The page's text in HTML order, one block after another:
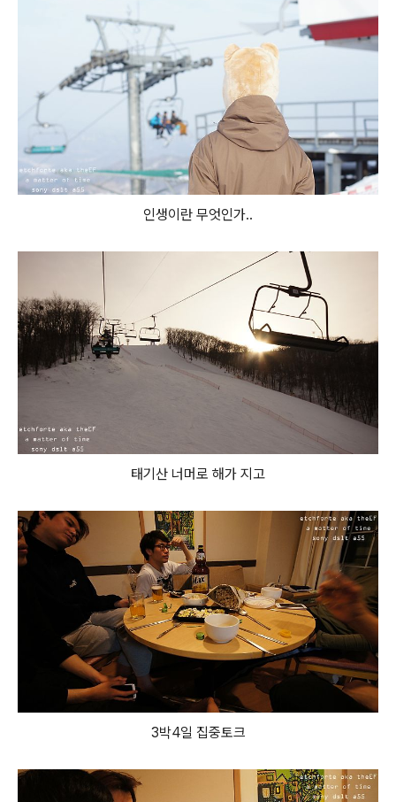
인생이란 무엇인가..
태기산 너머로 해가 지고
3박4일 집중토크